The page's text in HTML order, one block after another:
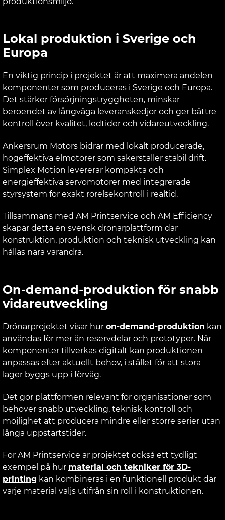
Lokal produktion i Sverige och
Europa
En viktig princip i projektet är att maximera andelen
komponenter som produceras i Sverige och Europa.
Det stärker försörjningstryggheten, minskar
beroendet av långväga leveranskedjor och ger bättre
kontroll över kvalitet, ledtider och vidareutveckling.
Ankersrum Motors bidrar med lokalt producerade,
högeffektiva elmotorer som säkerställer stabil drift.
Simplex Motion levererar kompakta och
energieffektiva servomotorer med integrerade
styrsystem för exakt rörelsekontroll i realtid.
Tillsammans med AM Printservice och AM Efficiency
skapar detta en svensk drönarplattform där
konstruktion, produktion och teknisk utveckling kan
hållas nära varandra.
On-demand-produktion för snabb
vidareutveckling
Drönarprojektet visar hur on-demand-produktion kan
användas för mer än reservdelar och prototyper. När
komponenter tillverkas digitalt kan produktionen
anpassas efter aktuellt behov, i stället för att stora
lager byggs upp i förväg.
Det gör plattformen relevant för organisationer som
behöver snabb utveckling, teknisk kontroll och
möjlighet att producera mindre eller större serier utan
långa uppstartstider.
För AM Printservice är projektet också ett tydligt
exempel på hur material och tekniker för 3D-
printing kan kombineras i en funktionell produkt där
varje material väljs utifrån sin roll i konstruktionen.